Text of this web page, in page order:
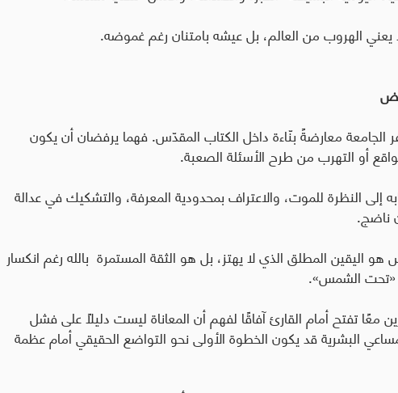
يعني الهروب من العالم، بل عيشه بامتنان رغم غموضه.
معارضةً بنّاءة داخل الكتاب المقدّس. فهما يرفضان أن يكون
أو التهرب من طرح الأسئلة الصعبة.
إلى النظرة للموت، والاعتراف بمحدودية المعرفة، والتشكيك في عدالة
ناضج.
هو اليقين المطلق الذي لا يهتز، بل هو الثقة المستمرة بالله رغم انكسار
«تحت الشمس».
معًا تفتح أمام القارئ آفاقًا لفهم أن المعاناة ليست دليلًا على فشل
البشرية قد يكون الخطوة الأولى نحو التواضع الحقيقي أمام عظمة